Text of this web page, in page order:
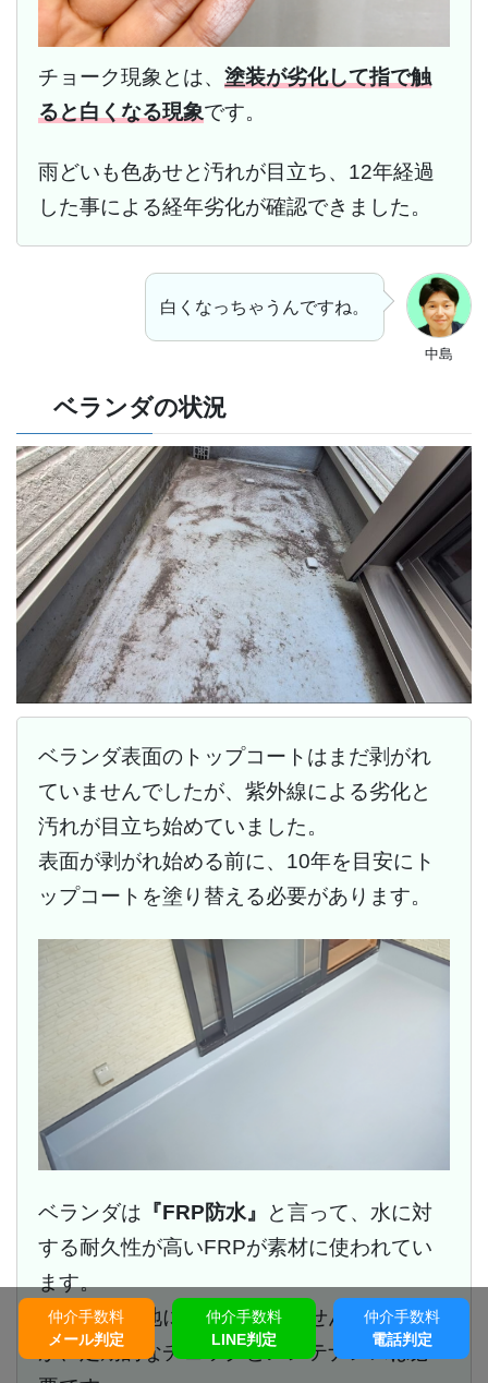
チョーク現象とは、塗装が劣化して指で触
ると白くなる現象です。
雨どいも色あせと汚れが目立ち、12年経過
した事による経年劣化が確認できました。
中島
白くなっちゃうんですね。
ベランダの状況
ベランダ表面のトップコートはまだ剥がれ
ていませんでしたが、紫外線による劣化と
汚れが目立ち始めていました。
表面が剥がれ始める前に、10年を目安にト
ップコートを塗り替える必要があります。
ベランダは 『FRP防水』
と言って、水に対
する耐久性が高いFRPが素材に使われてい
ます。
その為、下地には問題ありませんでした
が、定期的なチェックとメンテナンスは必
仲介手数料
メール判定
仲介手数料
LINE判定
仲介手数料
電話判定